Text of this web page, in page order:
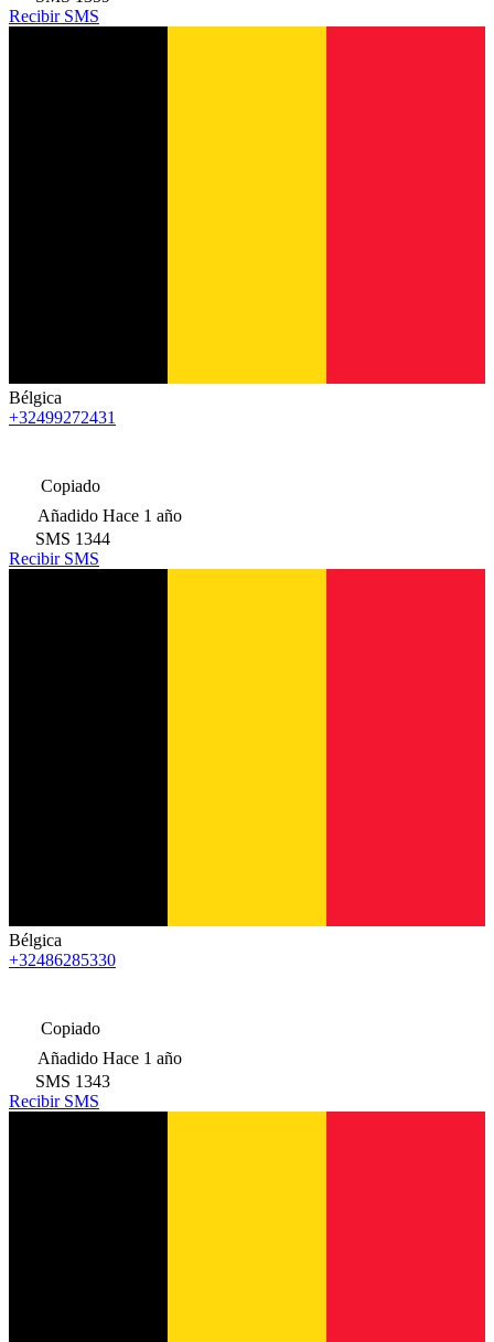
Recibir SMS
Bélgica
+32499272431
Copiado
Añadido Hace 1 año
SMS 1344
Recibir SMS
Bélgica
+32486285330
Copiado
Añadido Hace 1 año
SMS 1343
Recibir SMS